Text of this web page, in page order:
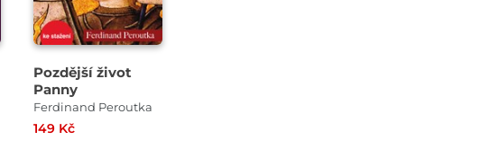
Pozdější život
Panny
Ferdinand Peroutka
149 Kč